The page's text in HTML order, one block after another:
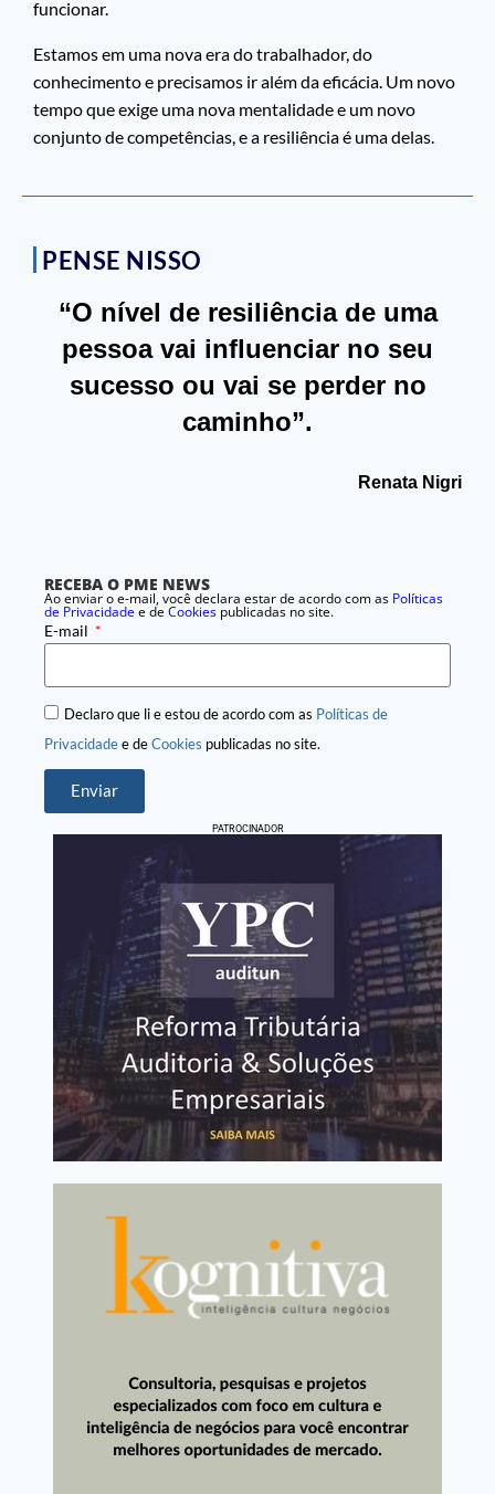
funcionar.
Estamos em uma nova era do trabalhador, do
conhecimento e precisamos ir além da eficácia. Um novo
tempo que exige uma nova mentalidade e um novo
conjunto de competências, e a resiliência é uma delas.
PENSE NISSO
“O nível de resiliência de uma
pessoa vai influenciar no seu
sucesso ou vai se perder no
caminho”.
Renata Nigri
RECEBA O PME NEWS
Ao enviar o e-mail, você declara estar de acordo com as Políticas
de Privacidadee deCookies publicadas no site.
E-mail
Declaro que li e estou de acordo com as Políticas de
Privacidadee deCookies publicadas no site.
Enviar
PATROCINADOR